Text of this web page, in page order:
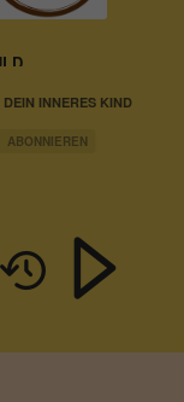
DEIN INNERES KIND
ABONNIEREN